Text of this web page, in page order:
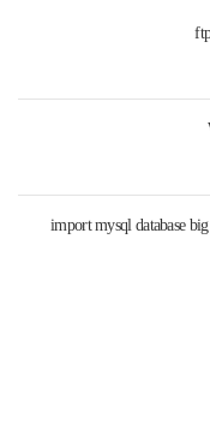
ایمپورت دیتابیس حجیم وردپرس import mysql database big